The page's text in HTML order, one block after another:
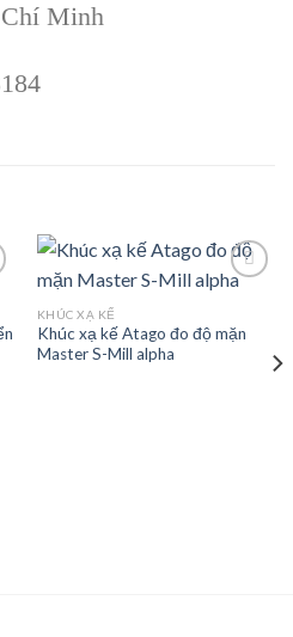
Minh
Add to
KHÚC XẠ KẾ
Khúc xạ kế Atago đo độ mặn
Master S-Mill alpha